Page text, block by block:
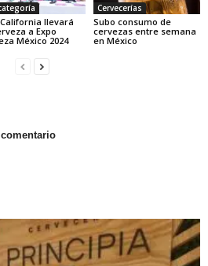
llevará
a Expo
México 2024
Cervecerías
Subo consumo de
cervezas entre semana
en México